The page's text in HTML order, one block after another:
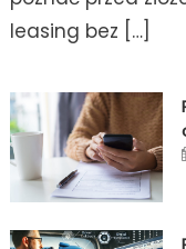
leasing bez […]